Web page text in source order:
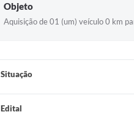
Objeto
Aquisição de 01 (um) veículo 0 km
Situação
Edital